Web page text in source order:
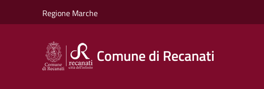
Regione Marche
Comune di Recanati